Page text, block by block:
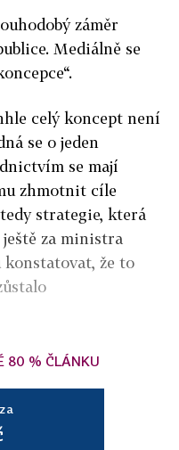
záměr
Mediálně se
celý koncept není
se o jeden
se mají
zhmotnit cíle
strategie, která
za ministra
konstatovat, že to
80 % ČLÁNKU